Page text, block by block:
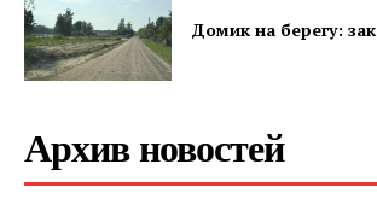
Наша гісторыя
Контакты
Домик на берегу:
Архив новостей